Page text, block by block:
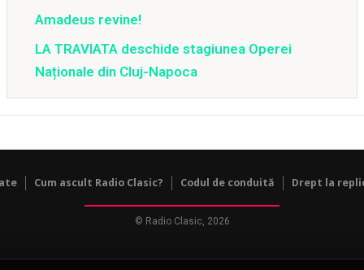
Amadeus revine!
LA TRAVIATA deschide stagiunea Operei
Naționale din Cluj-Napoca
Cum ascult Radio Clasic? Codul de conduită Drept la
© Radio Clasic, 2026